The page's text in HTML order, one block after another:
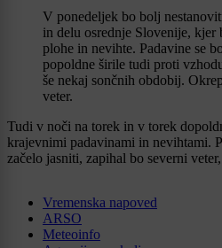
V ponedeljek bo bolj
in delu osrednje Slovenije, kjer
plohe in nevihte. Padavine se
popoldne širile tudi proti
še nekaj sončnih obdobij.
veter.
Tudi v noči na torek in v torek
krajevnimi padavinami in nevihtami.
začelo jasniti, zapihal bo severni
Vremenska napoved
ARSO
Meteoinfo